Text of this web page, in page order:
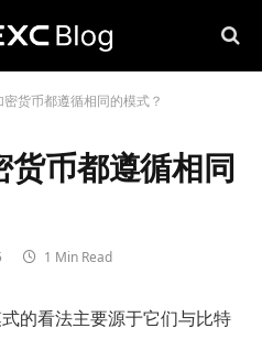
货币都遵循相同的模式？
货币都遵循相同
1 Min Read
的看法主要源于它们与比特